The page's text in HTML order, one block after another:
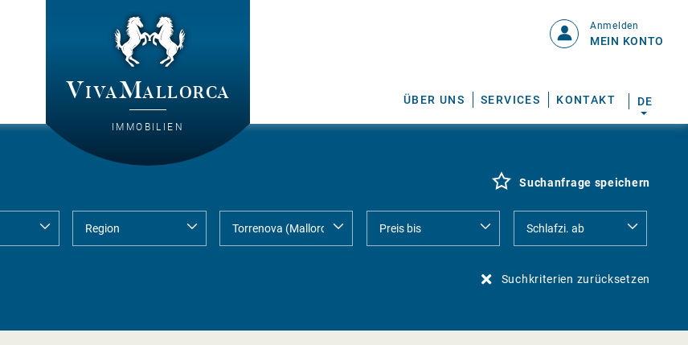
VivaMallorca
IMMOBILIEN
ÜBER UNS SERVICES KONTAKT
Anmelden
MEIN KONTO
DE
Suchanfrage speichern
Suchkriterien zurücksetzen